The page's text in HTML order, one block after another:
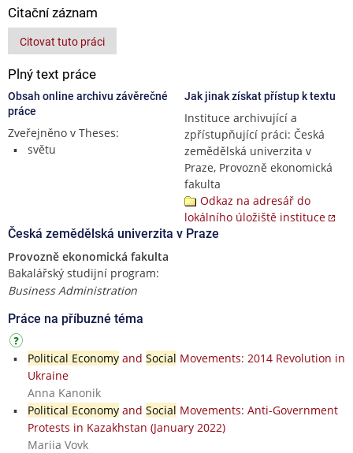
Citační záznam
Citovat tuto práci
Plný text práce
Obsah online archivu závěrečné
práce
Zveřejněno v Theses:
světu
Jak jinak získat přístup k textu
Instituce archivující a
zpřístupňující práci: Česká
zemědělská univerzita v
Praze, Provozně ekonomická
fakulta
Odkaz na adresář do
lokálního úložiště instituce
Česká zemědělská univerzita v Praze
Provozně ekonomická fakulta
Bakalářský studijní program:
Business Administration
Práce na příbuzné téma
Political Economyand Social Movements: 2014 Revolution in
Ukraine
Anna Kanonik
Political Economyand Social Movements: Anti-Government
Protests in Kazakhstan (January 2022)
Mariia Vovk